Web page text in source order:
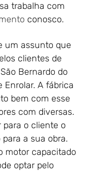
trabalha com
conosco.
um assunto que
clientes de
Bernardo do
Enrolar. A fábrica
bem com esse
com diversas.
para o cliente o
a sua obra.
motor capacitado
optar pelo